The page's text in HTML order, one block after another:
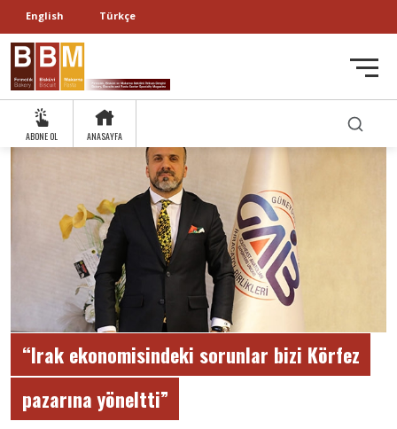
English Türkçe
ABONE OL ANASAYFA
“Irak ekonomisindeki sorunlar bizi Körfez
pazarına yöneltti”